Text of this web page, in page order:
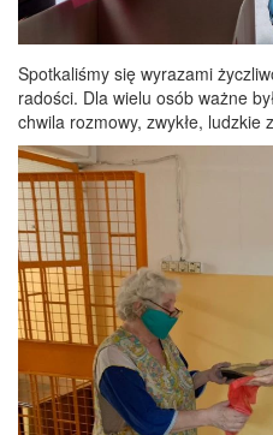
Spotkaliśmy się wyrazami
radości. Dla wielu osób ważne
chwila rozmowy, zwykłe, ludzkie